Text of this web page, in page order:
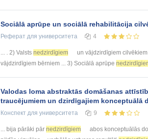
Sociālā aprūpe un sociālā rehabilitācija
Реферат для университета 4
... . 2) Valsts nedzirdīgiem un vājdzirdīgiem
vājdzirdīgiem bērniem ... 3) Sociālā aprūpe
Valodas loma abstraktās domāšanas
traucējumiem un dzirdīgajiem konceptuālā
Конспект для университета 9
... bija pārāki pār nedzirdīgiem abos konceptuālās